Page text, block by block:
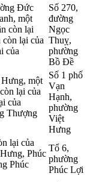
Đức
một
còn lại
lại của
của
Số 270,
đường
Ngọc
Thuỵ,
phường
Bồ Đề
một
lại của
của
Thượng
Số 1 phố
Vạn
Hạnh,
phường
Việt
Hưng
lại của
Phúc
Phúc
Tổ 6,
phường
Phúc Lợi